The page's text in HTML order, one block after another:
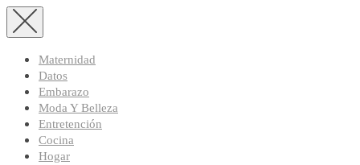
Maternidad
Datos
Embarazo
Moda Y Belleza
Entretención
Cocina
Hogar